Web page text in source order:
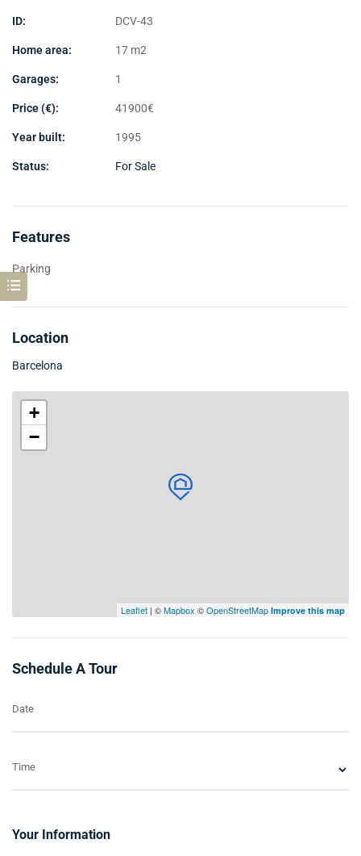
asegura tu plaza!
ID: DCV-43
Home area: 17 m2
Garages: 1
Price (€): 41900€
Year built: 1995
Status: For Sale
Features
Parking
Location
Barcelona
+
−
Leaflet | ©Mapbox ©OpenStreetMap Improve this map
Schedule A Tour
Date
Time
Your Information